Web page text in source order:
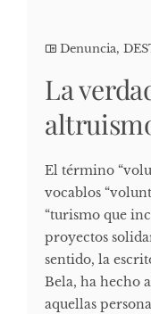
Denuncia,
La
El término
vocablos
“turismo que
proyectos
sentido, la
Bela, ha hecho
aquellas